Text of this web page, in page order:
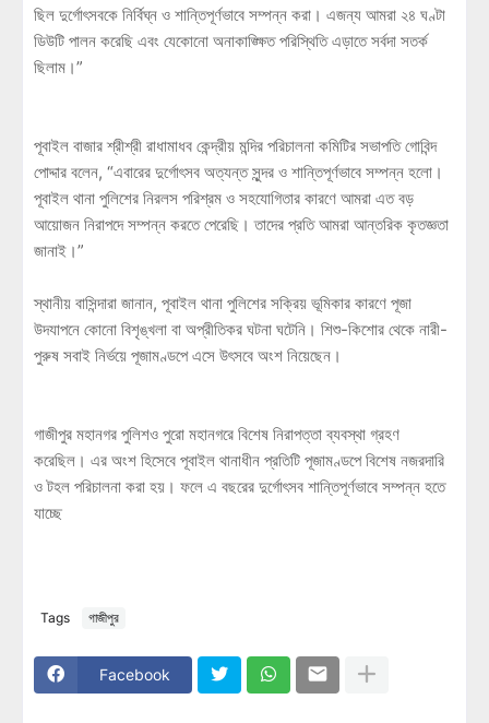
ছিল দুর্গোৎসবকে নির্বিঘ্ন ও শান্তিপূর্ণভাবে সম্পন্ন করা। এজন্য আমরা ২৪ ঘণ্টা
ডিউটি পালন করেছি এবং যেকোনো অনাকাঙ্ক্ষিত পরিস্থিতি এড়াতে সর্বদা সতর্ক
ছিলাম।”
পূবাইল বাজার শ্রীশ্রী রাধামাধব কেন্দ্রীয় মন্দির পরিচালনা কমিটির সভাপতি গোবিন্দ
পোদ্দার বলেন, “এবারের দুর্গোৎসব অত্যন্ত সুন্দর ও শান্তিপূর্ণভাবে সম্পন্ন হলো।
পূবাইল থানা পুলিশের নিরলস পরিশ্রম ও সহযোগিতার কারণে আমরা এত বড়
আয়োজন নিরাপদে সম্পন্ন করতে পেরেছি। তাদের প্রতি আমরা আন্তরিক কৃতজ্ঞতা
জানাই।”
স্থানীয় বাসিন্দারা জানান, পূবাইল থানা পুলিশের সক্রিয় ভূমিকার কারণে পূজা
উদযাপনে কোনো বিশৃঙ্খলা বা অপ্রীতিকর ঘটনা ঘটেনি। শিশু-কিশোর থেকে নারী-
পুরুষ সবাই নির্ভয়ে পূজামণ্ডপে এসে উৎসবে অংশ নিয়েছেন।
গাজীপুর মহানগর পুলিশও পুরো মহানগরে বিশেষ নিরাপত্তা ব্যবস্থা গ্রহণ
করেছিল। এর অংশ হিসেবে পূবাইল থানাধীন প্রতিটি পূজামণ্ডপে বিশেষ নজরদারি
ও টহল পরিচালনা করা হয়। ফলে এ বছরের দুর্গোৎসব শান্তিপূর্ণভাবে সম্পন্ন হতে
যাচ্ছে
Tags গা‌জীপুর
Facebook